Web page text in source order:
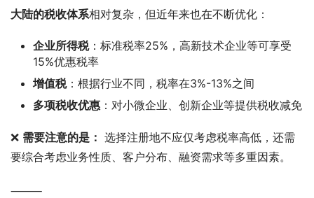
大陆的税收体系相对复杂，但近年来也在不断优化：
企业所得税：标准税率25%，高新技术企业等可享受
15%优惠税率
增值税：根据行业不同，税率在3%-13%之间
多项税收优惠 ：对小微企业、创新企业等提供税收减免
❌ 需要注意的是： 选择注册地不应仅考虑税率高低，还需
要综合考虑业务性质、客户分布、融资需求等多重因素。
⸻